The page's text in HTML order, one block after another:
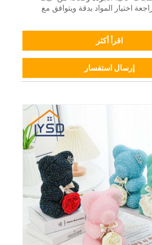
اختيار المواد بدقة ويتوافق مع
اقرأ أكثر
إرسال استفسار